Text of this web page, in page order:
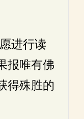
进行读
报唯有佛
得殊胜的